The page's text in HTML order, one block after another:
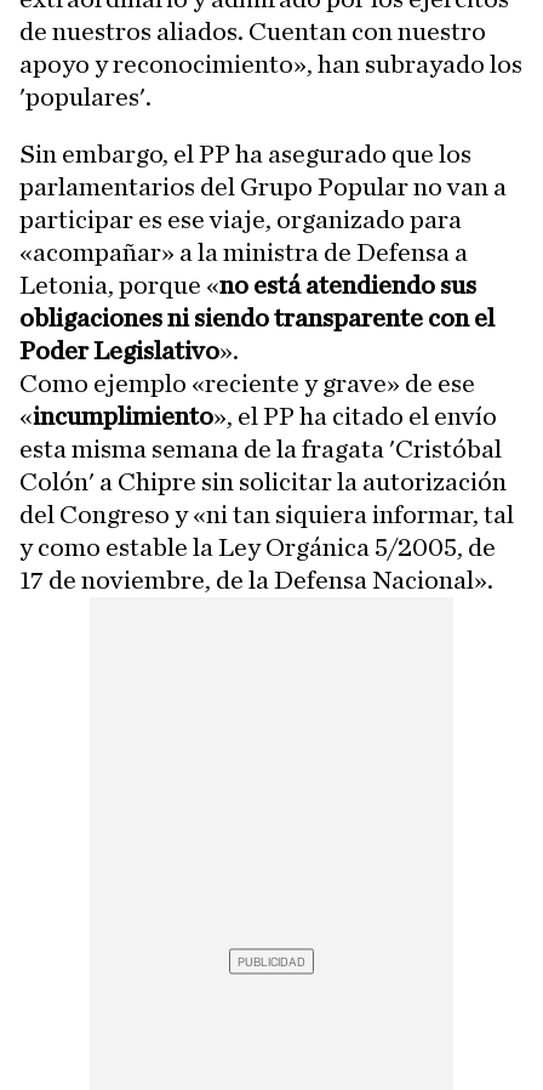
de nuestros aliados. Cuentan con nuestro
apoyo y reconocimiento», han subrayado los
'populares'.
Sin embargo, el PP ha asegurado que los
parlamentarios del Grupo Popular no van a
participar es ese viaje, organizado para
«acompañar» a la ministra de Defensa a
Letonia, porque «no está atendiendo sus
obligaciones ni siendo transparente con el
Poder Legislativo».
Como ejemplo «reciente y grave» de ese
«incumplimiento», el PP ha citado el envío
esta misma semana de la fragata 'Cristóbal
Colón' a Chipre sin solicitar la autorización
del Congreso y «ni tan siquiera informar, tal
y como estable la Ley Orgánica 5/2005, de
17 de noviembre, de la Defensa Nacional».